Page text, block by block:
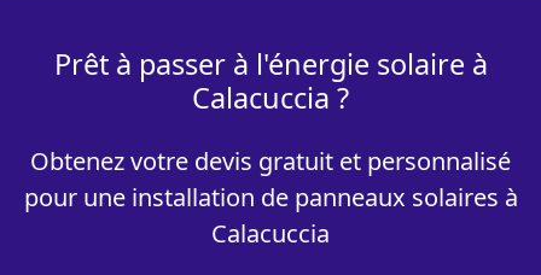
Prêt à passer à l'énergie solaire à
Calacuccia ?
Obtenez votre devis gratuit et personnalisé
pour une installation de panneaux solaires à
Calacuccia